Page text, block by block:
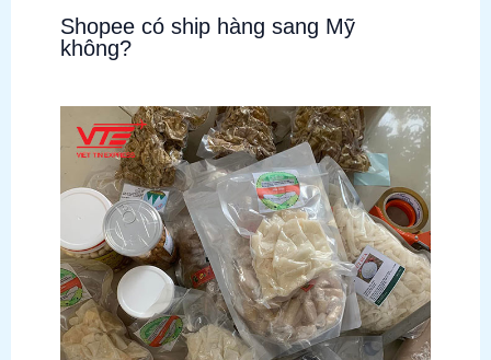
Shopee có ship hàng sang Mỹ
không?